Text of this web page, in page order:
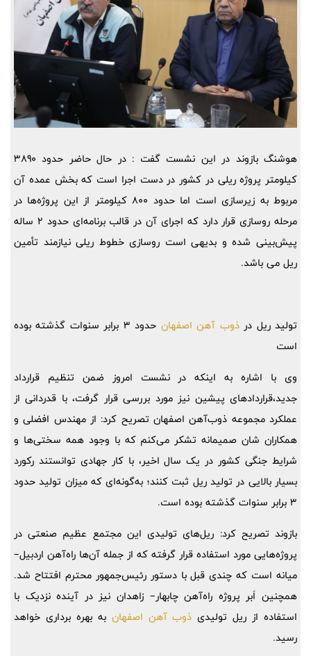
هوشنگ بازوند در این نشست گفت : در حال حاضر حدود 3890
کیلومتر پروژه ریلی در کشور در دست اجرا است که بخش عمده آن
مربوط به زیرسازی است اما حدود 800 کیلومتر از این پروژه‌ها در
مرحله روسازی قرار دارد که اجرای آن در قالب برنامه‌ای حدود 2 ساله
پیش‌بینی شده و بدیهی است روسازی خطوط ریلی نیازمند تأمین
ریل می باشد.
تولید ریل درذوب آهن اصفهان
حدود 3 برابر سنوات گذشته بوده
است
وی با اشاره به اینکه در نشست امروز ضمن تنظیم قرارداد
جدید،قراردادهای پیشین نیز مورد بررسی قرار گرفت، با قدردانی از
عملکرد مجموعه ذوب‌آهن اصفهان تصریح کرد: از مهندس افضلی و
همکاران شان صمیمانه تشکر می‌کنم که با وجود همه سختی‌ها و
شرایط جنگی کشور در یک سال اخیر، با کار جهادی توانستند رکورد
بسیار بالایی در تولید ریل ثبت کنند؛ به‌گونه‌ای که میزان تولید حدود
3 برابر سنوات گذشته بوده است.
بازوند تصریح کرد: ریل‌های تولیدی این مجتمع عظیم صنعتی در
پروژه‌هایی مورد استفاده قرار گرفته که از جمله آن‌ها راه‌آهن اردبیل–
میانه است که چندی قبل با دستور رئیس‌جمهور محترم افتتاح شد.
همچنین اَبر پروژه راه‌آهن چابهار– زاهدان نیز در آینده نزدیک با
استفاده از ریل تولیدی ذوب آهن اصفهان به بهره برداری خواهد
رسید.